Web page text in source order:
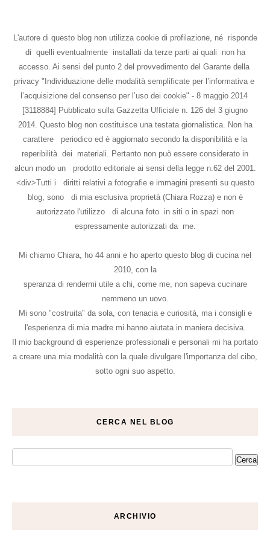
L'autore di questo blog non utilizza cookie di profilazione, né risponde
di quelli eventualmente installati da terze parti ai quali non ha
accesso. Ai sensi del punto 2 del provvedimento del Garante della
privacy "Individuazione delle modalità semplificate per l’informativa e
l’acquisizione del consenso per l’uso dei cookie" - 8 maggio 2014
[3118884] Pubblicato sulla Gazzetta Ufficiale n. 126 del 3 giugno
2014. Questo blog non costituisce una testata giornalistica. Non ha
carattere periodico ed è aggiornato secondo la disponibilità e la
reperibilità dei materiali. Pertanto non può essere considerato in
alcun modo un prodotto editoriale ai sensi della legge n.62 del 2001.
<div>Tutti i diritti relativi a fotografie e immagini presenti su questo
blog, sono di mia esclusiva proprietà (Chiara Rozza) e non è
autorizzato l'utilizzo di alcuna foto in siti o in spazi non
espressamente autorizzati da me.
Mi chiamo Chiara, ho 44 anni e ho aperto questo blog di cucina nel
2010, con la
speranza di rendermi utile a chi, come me, non sapeva cucinare
nemmeno un uovo.
Mi sono "costruita" da sola, con tenacia e curiosità, ma i consigli e
l'esperienza di mia madre mi hanno aiutata in maniera decisiva.
Il mio background di esperienze professionali e personali mi ha portato
a creare una mia modalità con la quale divulgare l'importanza del cibo,
sotto ogni suo aspetto.
CERCA NEL BLOG
ARCHIVIO